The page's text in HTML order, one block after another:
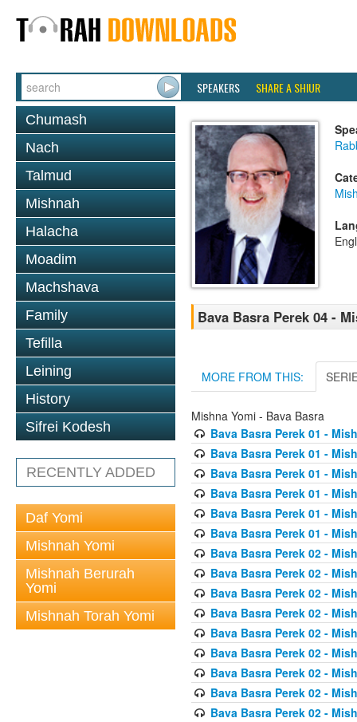
SPEAKERS SHARE A SHIUR
Chumash
Nach
Talmud
Mishnah
Halacha
Moadim
Machshava
Family
Tefilla
Leining
History
Sifrei Kodesh
RECENTLY ADDED
Daf Yomi
Mishnah Yomi
Mishnah Berurah
Yomi
Mishnah Torah Yomi
Bava Basra Perek 04 -
MORE FROM THIS:
Mishna Yomi - Bava Basra
Bava Basra Perek 01 -
Bava Basra Perek 01 -
Bava Basra Perek 01 -
Bava Basra Perek 01 -
Bava Basra Perek 01 -
Bava Basra Perek 01 -
Bava Basra Perek 02 -
Bava Basra Perek 02 -
Bava Basra Perek 02 -
Bava Basra Perek 02 -
Bava Basra Perek 02 -
Bava Basra Perek 02 -
Bava Basra Perek 02 -
Bava Basra Perek 02 -
Bava Basra Perek 02 -